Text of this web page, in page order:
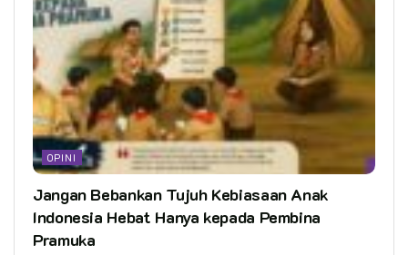
OPINI
Jangan Bebankan Tujuh Kebiasaan Anak
Indonesia Hebat Hanya kepada Pembina
Pramuka